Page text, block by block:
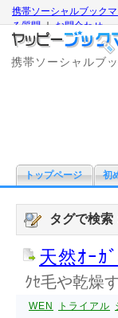
携帯ソーシャルブック
る質問｜お問合わせ
携帯ソーシャルブ
トップページ 初
タグで検索
天然ｵｰｶ
ｸｾ毛や乾燥
WEN トライアル